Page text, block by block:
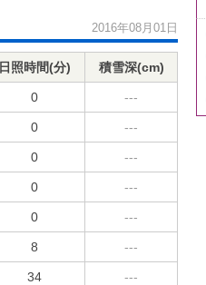
2016年08月01日
日照時間(分) 積雪深(cm)
0 ---
0 ---
0 ---
0 ---
0 ---
8 ---
34 ---